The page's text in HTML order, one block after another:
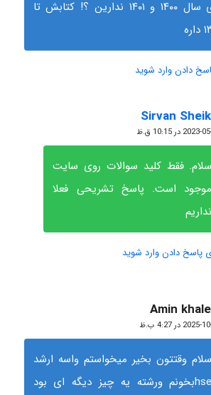
برای سال ۱۴۰۰ و ۱۴۰۱ ندارین ؟! کتابش تا
دادن وارد شوید
Sirvan
20 در 10:15 ق.ظ
سلام. فقط کلید سوالات روی سایت
موجود است. پاسخ تشریحی فعلا
نداریم
پاسخ دادن وارد شوید
Amin
23 در 4:27 ب.ظ
سلام وقتتون بخیر میخواستم واسه ارشد
hseبخونم ورشته یه چیز دیگه ای بود